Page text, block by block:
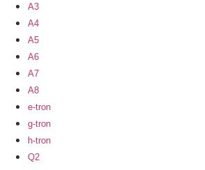
A3
A4
A5
A6
A7
A8
e-tron
g-tron
h-tron
Q2